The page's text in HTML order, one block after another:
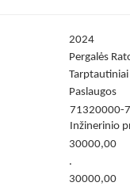
2024
Pergalės
Paslaugos
71320000-7
Inžinerinio
30000,00
.
30000,00